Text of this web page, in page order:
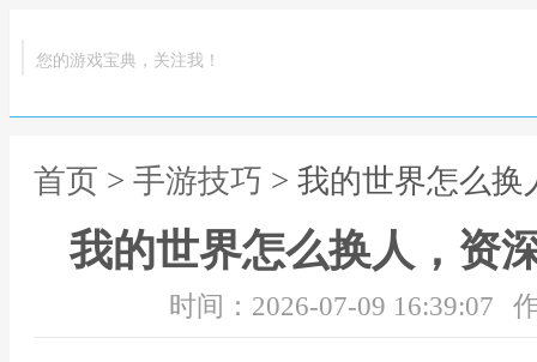
您的游戏宝典，关注我！
首页 > 手游技巧 > 我的世界怎么
我的世界怎么换人，资
时间：2026-07-09 16:39:07